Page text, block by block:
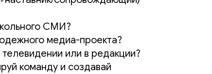
СМИ?
медиа-проекта?
или в редакции?
команду и создавай